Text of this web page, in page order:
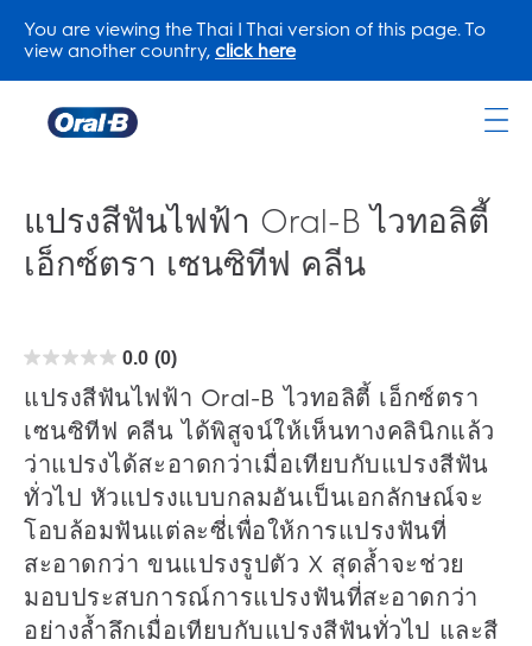
You are viewing the Thai | Thai version of this page. To
view another country, click here
Page
แปรงสีฟันไฟฟ้า Oral-B ไวทอลิตี้
เอ็กซ์ตรา เซนซิทีฟ คลีน
0.0 (0)
0.0
5
ดาว
แปรงสีฟันไฟฟ้า Oral-B ไวทอลิตี้ เอ็กซ์ตรา
เซนซิทีฟ คลีน ได้พิสูจน์ให้เห็นทางคลินิกแล้ว
ว่าแปรงได้สะอาดกว่าเมื่อเทียบกับแปรงสีฟัน
ทั่วไป หัวแปรงแบบกลมอันเป็นเอกลักษณ์จะ
โอบล้อมฟันแต่ละซี่เพื่อให้การแปรงฟันที่
สะอาดกว่า ขนแปรงรูปตัว X สุดล้ำจะช่วย
มอบประสบการณ์การแปรงฟันที่สะอาดกว่า
อย่างล้ำลึกเมื่อเทียบกับแปรงสีฟันทั่วไป และสี